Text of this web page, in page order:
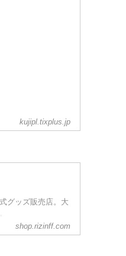
kujipl.tixplus.jp
グッズ販売店。大
shop.rizinff.com